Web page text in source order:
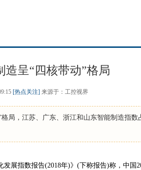
造呈“四核带动”格局
[热点关注] 来源于：工控视界
局，江苏、广东、浙江和山东智能制造指数
展指数报告(2018年)》(下称报告)称，中国